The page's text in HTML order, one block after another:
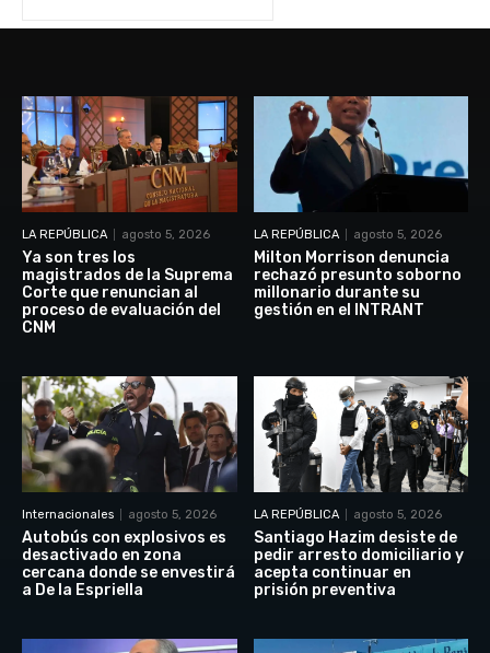
LA REPÚBLICA agosto 5, 2026
Ya son tres los
magistrados de la Suprema
Corte que renuncian al
proceso de evaluación del
CNM
LA REPÚBLICA agosto 5, 2026
Milton Morrison denuncia
rechazó presunto soborno
millonario durante su
gestión en el INTRANT
Internacionales agosto 5, 2026
Autobús con explosivos es
desactivado en zona
cercana donde se envestirá
a De la Espriella
LA REPÚBLICA agosto 5, 2026
Santiago Hazim desiste de
pedir arresto domiciliario y
acepta continuar en
prisión preventiva